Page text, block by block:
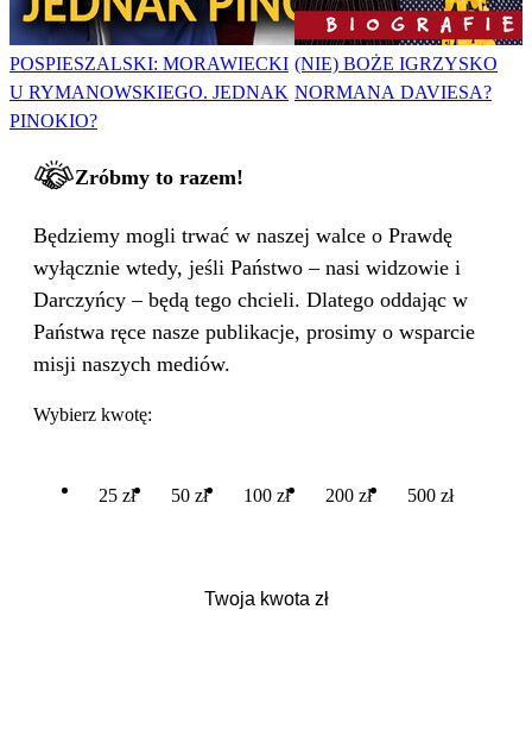
POSPIESZALSKI: MORAWIECKI
U RYMANOWSKIEGO. JEDNAK
PINOKIO?
(NIE) BOŻE IGRZYSKO
NORMANA DAVIESA?
Zróbmy to razem!
Będziemy mogli trwać w naszej walce o Prawdę
wyłącznie wtedy, jeśli Państwo – nasi widzowie i
Darczyńcy – będą tego chcieli. Dlatego oddając w
Państwa ręce nasze publikacje, prosimy o wsparcie
misji naszych mediów.
Wybierz kwotę:
25 zł 50 zł 100 zł 200 zł 500 zł